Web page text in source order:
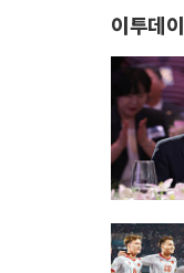
이투데이